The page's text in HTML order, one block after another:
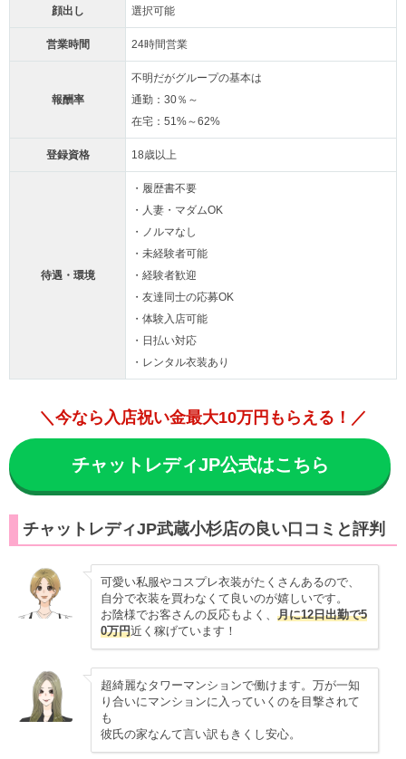
顔出し 選択可能
営業時間 24時間営業
報酬率
不明だがグループの基本は
通勤：30％～
在宅：51%～62%
登録資格 18歳以上
待遇・環境
・履歴書不要
・人妻・マダムOK
・ノルマなし
・未経験者可能
・経験者歓迎
・友達同士の応募OK
・体験入店可能
・日払い対応
・レンタル衣装あり
＼今なら入店祝い金最大10万円もらえる！／
チャットレディJP公式はこちら
チャットレディJP武蔵小杉店の良い口コミと評判
可愛い私服やコスプレ衣装がたくさんあるので、
自分で衣装を買わなくて良いのが嬉しいです。
お陰様でお客さんの反応もよく、 月に12日出勤で5
0万円近く稼げています！
超綺麗なタワーマンションで働けます。万が一知
り合いにマンションに入っていくのを目撃されて
も
彼氏の家なんて言い訳もきくし安心。